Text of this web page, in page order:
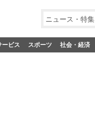
ニュース・特集
ービス スポーツ 社会・経済